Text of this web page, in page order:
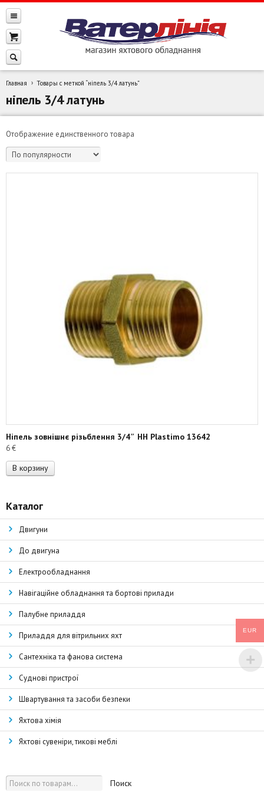
Главная Товары с меткой “ніпель 3/4 латунь”
ніпель 3/4 латунь
Отображение единственного товара
Ніпель зовнішнє різьблення 3/4″ НН Plastimo 13642
6€
В корзину
Каталог
Двигуни
До двигуна
Електрообладнання
Навігаційне обладнання та бортові прилади
Палубне приладдя
Приладдя для вітрильних яхт
Сантехніка та фанова система
Суднові пристрої
Швартування та засоби безпеки
Яхтова хімія
Яхтові сувеніри, тикові меблі
Поиск
EUR